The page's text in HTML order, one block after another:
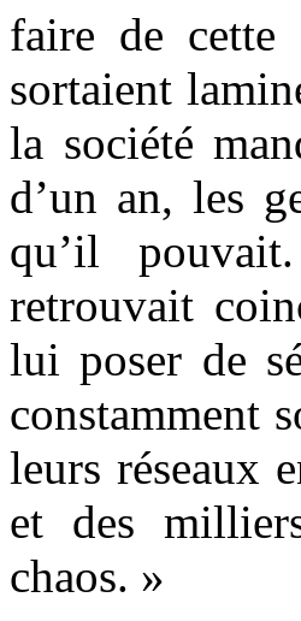
faire de
sortaient
la société
d’un an, les
qu’il
retrouvait
lui poser de
constamment
leurs réseaux
et des
chaos. »